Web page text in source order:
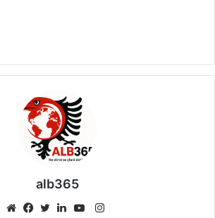
alb365
Instagram